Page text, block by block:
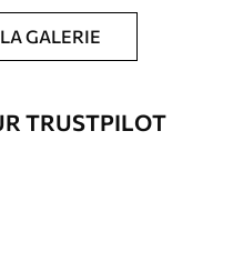
un vernis
renforcer la durabilité
GALERIE
TRUSTPILOT